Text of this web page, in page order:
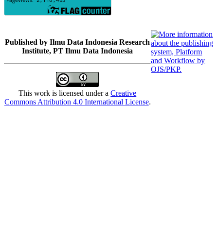
Published by Ilmu Data Indonesia Research
Institute, PT Ilmu Data Indonesia
This work is licensed under aCreative
Commons Attribution 4.0 International License.